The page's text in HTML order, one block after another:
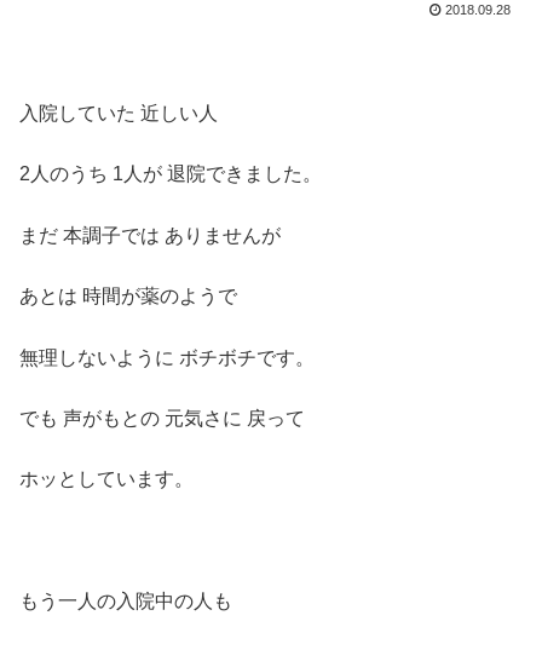
2018.09.28
入院していた 近しい人
2人のうち 1人が 退院できました。
まだ 本調子では ありませんが
あとは 時間が薬のようで
無理しないように ボチボチです。
でも 声がもとの 元気さに 戻って
ホッとしています。
もう一人の入院中の人も